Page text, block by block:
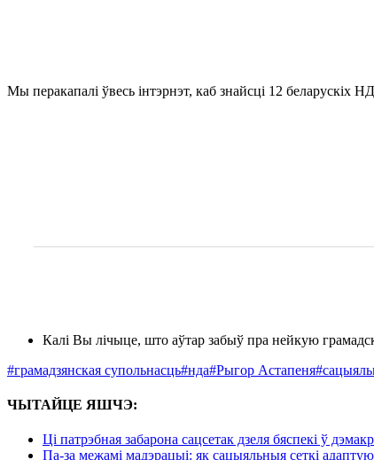
Мы перакапалі ўвесь інтэрнэт, каб знайсці 12 беларускіх
Калі Вы лічыце, што аўтар забыў пра нейкую
#грамадзянская супольнасць#нда#Рыгор Астапеня
ЧЫТАЙЦЕ ЯШЧЭ:
Ці патрэбная забарона сацсетак дзеля бяспекі ў
Па-за межамі мадэрацыі: як сацыяльныя сеткі